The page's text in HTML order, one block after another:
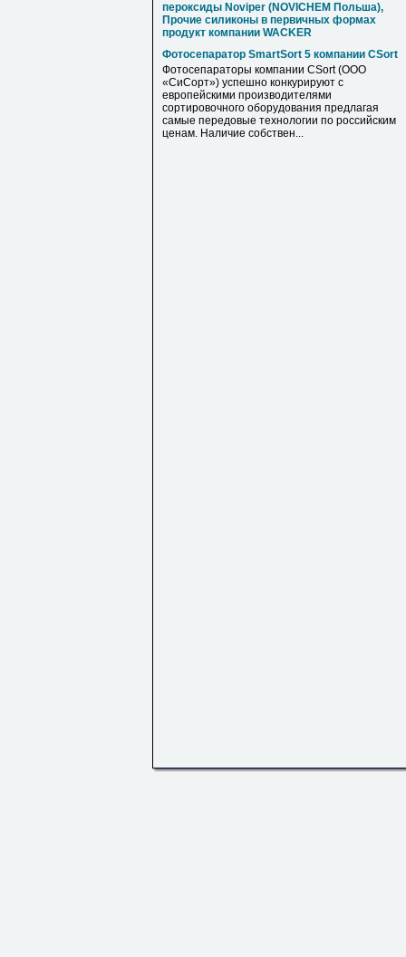
пероксиды Noviper (NOVICHEM Польша),
Прочие силиконы в первичных формах
продукт компании WACKER
Фотосепаратор SmartSort 5 компании CSort
Фотосепараторы компании CSort (ООО
«СиСорт») успешно конкурируют с
европейскими производителями
сортировочного оборудования предлагая
самые передовые технологии по российским
ценам. Наличие собствен...